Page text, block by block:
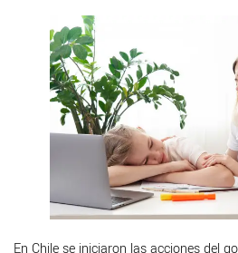
En Chile se iniciaron las acciones del